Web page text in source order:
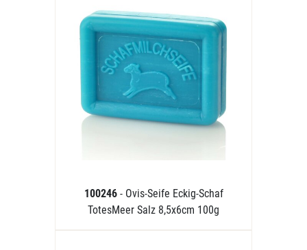
100246 - Ovis-Seife Eckig-Schaf
TotesMeer Salz 8,5x6cm 100g